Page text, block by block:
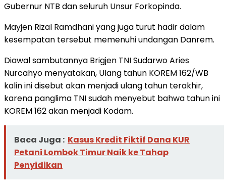
Gubernur NTB dan seluruh Unsur Forkopinda.
Mayjen Rizal Ramdhani yang juga turut hadir dalam
kesempatan tersebut memenuhi undangan Danrem.
Diawal sambutannya Brigjen TNI Sudarwo Aries
Nurcahyo menyatakan, Ulang tahun KOREM 162/WB
kalin ini disebut akan menjadi ulang tahun terakhir,
karena panglima TNI sudah menyebut bahwa tahun ini
KOREM 162 akan menjadi Kodam.
Baca Juga : Kasus Kredit Fiktif Dana KUR
Petani Lombok Timur Naik ke Tahap
Penyidikan